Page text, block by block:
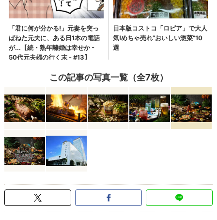
この記事の写真一覧（全7枚）